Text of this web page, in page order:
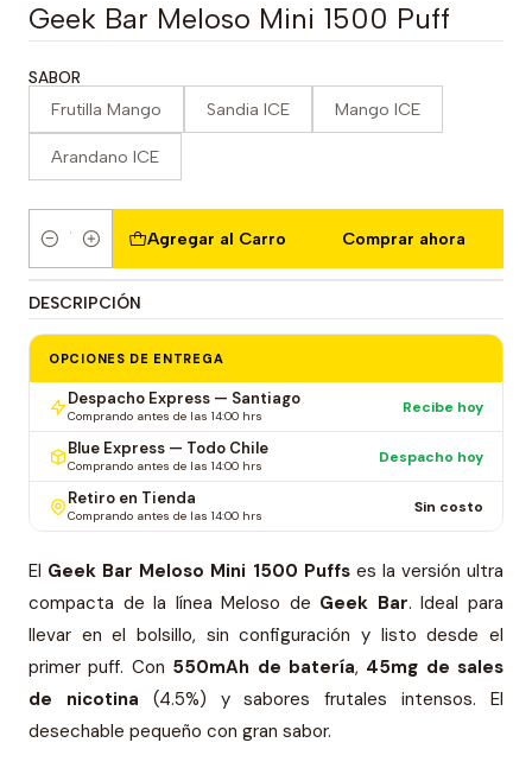
Geek Bar Meloso Mini 1500 Puff
SABOR
Frutilla Mango Sandia ICE Mango ICE
Arandano ICE
Cantidad
Agregar al Carro Comprar ahora
DESCRIPCIÓN
OPCIONES DE ENTREGA
Despacho Express — Santiago
Comprando antes de las 14:00 hrs Recibe hoy
Blue Express — Todo Chile
Comprando antes de las 14:00 hrs Despacho hoy
Retiro en Tienda
Comprando antes de las 14:00 hrs Sin costo
El Geek Bar Meloso Mini 1500 Puffses la versión ultra
compacta de la línea Meloso de Geek Bar. Ideal para
llevar en el bolsillo, sin configuración y listo desde el
primer puff. Con 550mAh de batería, 45mg de sales
de nicotina (4.5%) y sabores frutales intensos. El
desechable pequeño con gran sabor.